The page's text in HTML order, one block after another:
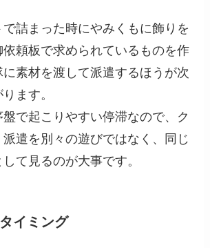
詰まった時にやみくもに飾りを
頼板で求められているものを作
に素材を渡して派遣するほうが次
ます。
で起こりやすい停滞なので、ク
遣を別々の遊びではなく、同じ
て見るのが大事です。
イミング